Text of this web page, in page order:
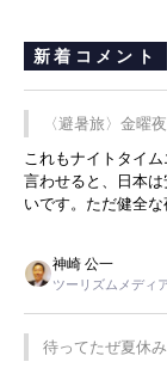
新着コメント
〈避暑旅〉金曜
これもナイトタイ
言わせると、日本
いです。ただ健全
ような意味で、金
限らず外国人にと
神崎 公一
ツーリズムメディ
待ってたぜ夏休